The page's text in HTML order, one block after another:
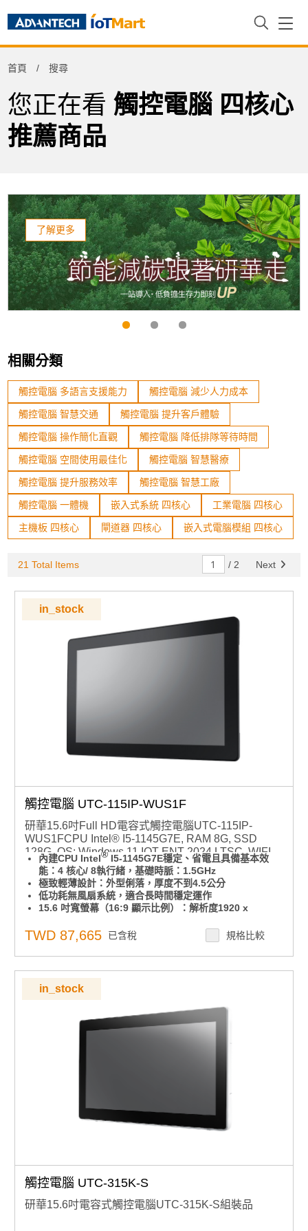
首頁 搜尋
您正在看觸控電腦 四核心
推薦商品
了解更多
Product Tag
相關分類
觸控電腦 多語言支援能力 觸控電腦 減少人力成本
觸控電腦 智慧交通 觸控電腦 提升客戶體驗
觸控電腦 操作簡化直觀 觸控電腦 降低排隊等待時間
觸控電腦 空間使用最佳化 觸控電腦 智慧醫療
觸控電腦 提升服務效率 觸控電腦 智慧工廠
觸控電腦 一體機 嵌入式系統 四核心 工業電腦 四核心
主機板 四核心 閘道器 四核心 嵌入式電腦模組 四核心
21 Total Items / 2 Next
in_stock
觸控電腦 UTC-115IP-WUS1F
研華15.6吋Full HD電容式觸控電腦UTC-115IP-
WUS1FCPU Intel® I5-1145G7E, RAM 8G, SSD
128G, OS: Windows 11 IOT ENT 2024 LTSC, WIFI
及藍芽, 電源線（台灣）
內建CPU Intel® I5-1145G7E穩定、省電且具備基本效
能：4 核心/ 8執行緒，基礎時脈：1.5GHz
極致輕薄設計：外型俐落，厚度不到4.5公分
低功耗無風扇系統，適合長時間穩定運作
15.6 吋寬螢幕（16:9 顯示比例）：解析度1920 x
前面板達 IP65 防水防塵等級：適用於工廠、廚房、戶外
等多種場合
極簡背蓋設計，支援三向 I/O 走線，佈線整齊清爽，維護
更輕鬆
可橫放也可直立使用，不受空間限制，彈性對應各種需求
支援 VESA 100mm 標準壁掛孔：安裝多元，自由擴充不
穩定作業系統：內建 Windows 11 IOT ENT LTSC 2024
版本(也可支援Windows 10)
為什麼要用Windows IOT版本？與PRO版本有什麼差異?
支援DeviceOn/iService軟體，進行遠端設備管理
TWD 87,665 已含稅 規格比較
in_stock
觸控電腦 UTC-315K-S
研華15.6吋電容式觸控電腦UTC-315K-S組裝品